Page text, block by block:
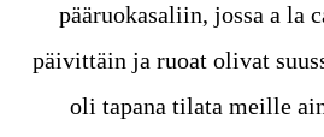
pääruokasaliin, jossa a la
päivittäin ja ruoat olivat
oli tapana tilata meille